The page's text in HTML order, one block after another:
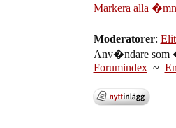
Markera alla
Moderatorer:
Anv�ndare som
Forumindex~